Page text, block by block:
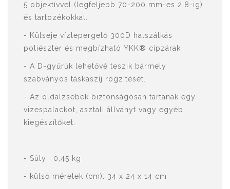
5 objektívvel (legfeljebb 70-200 mm-es 2,8-ig)
és tartozékokkal.
- Külseje vízlepergető 300D halszálkás
poliészter és megbízható YKK® cipzárak
- A D-gyűrűk lehetővé teszik bármely
szabványos táskaszíj rögzítését.
- Az oldalzsebek biztonságosan tartanak egy
vizespalackot, asztali állványt vagy egyéb
kiegészítőket.
- Súly: 0,45 kg
- külső méretek (cm): 34 x 24 x 14 cm